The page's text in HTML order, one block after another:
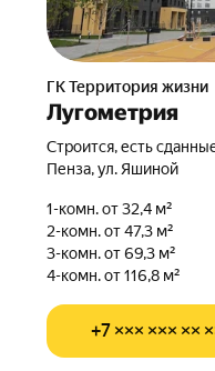
ГК Территория жизни
Лугометрия
Строится, есть
Пенза, ул. Яшиной
1-комн. от 32,4 м²
2-комн. от 47,3 м²
3-комн. от 69,3 м²
4-комн. от 116,8 м²
+7 ××× ××× ××